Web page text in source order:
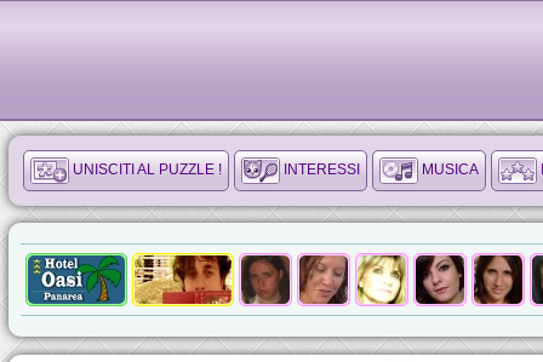
UNISCITI AL PUZZLE ! INTERESSI MUSICA